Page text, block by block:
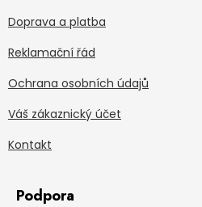
Doprava a platba
Reklamační řád
Ochrana osobních údajů
Váš zákaznický účet
Kontakt
Podpora